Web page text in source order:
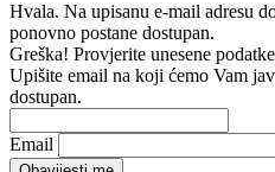
Hvala. Na upisanu e-mail adresu
ponovno postane dostupan.
Greška! Provjerite unesene
Upišite email na koji ćemo Vam
dostupan.
Email